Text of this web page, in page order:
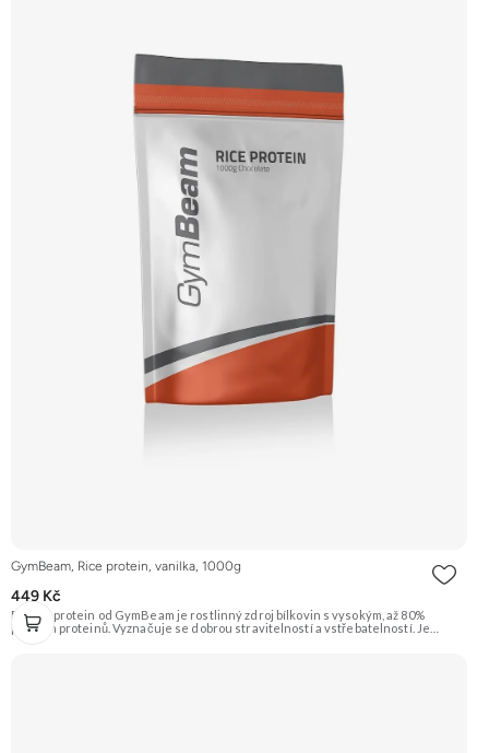
GymBeam, Rice protein, vanilka, 1000g
449 Kč
Rýžový protein od GymBeam je rostlinný zdroj bílkovin s vysokým, až 80%
podílem proteinů. Vyznačuje se dobrou stravitelností a vstřebatelností. Je